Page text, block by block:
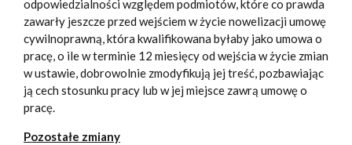
odpowiedzialności względem podmiotów, które co prawda
zawarły jeszcze przed wejściem w życie nowelizacji umowę
cywilnoprawną, która kwalifikowana byłaby jako umowa o
pracę, o ile w terminie 12 miesięcy od wejścia w życie zmian
w ustawie, dobrowolnie zmodyfikują jej treść, pozbawiając
ją cech stosunku pracy lub w jej miejsce zawrą umowę o
pracę.
Pozostałe zmiany